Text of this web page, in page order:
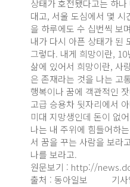
상태가 호전됐다고는 하
대고, 서울 도심에서 몇
을 하루에도 수 십번씩 보
내가 다시 아픈 상태가 된
그렇다. 내게 희망이란,
삶에 있어서 희망이란, 사
은 존재라는 것을 나는 고
행복이나 꿈에 객관적인
고급 승용차 뒷자리에서
미대 지망생인데 돈이 없
나는 내 주위에 힘들어하
서 꿈을 꾸는 사람을 보라
나를 보라고.
원문보기 : http://
출처 : 동아일보 기사